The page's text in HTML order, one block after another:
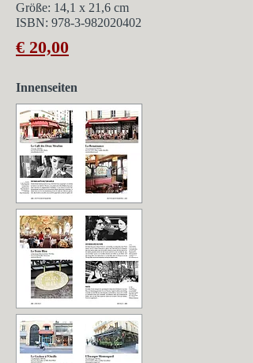
Größe: 14,1 x 21,6 cm
ISBN: 978-3-982020402
€ 20,00
Innenseiten